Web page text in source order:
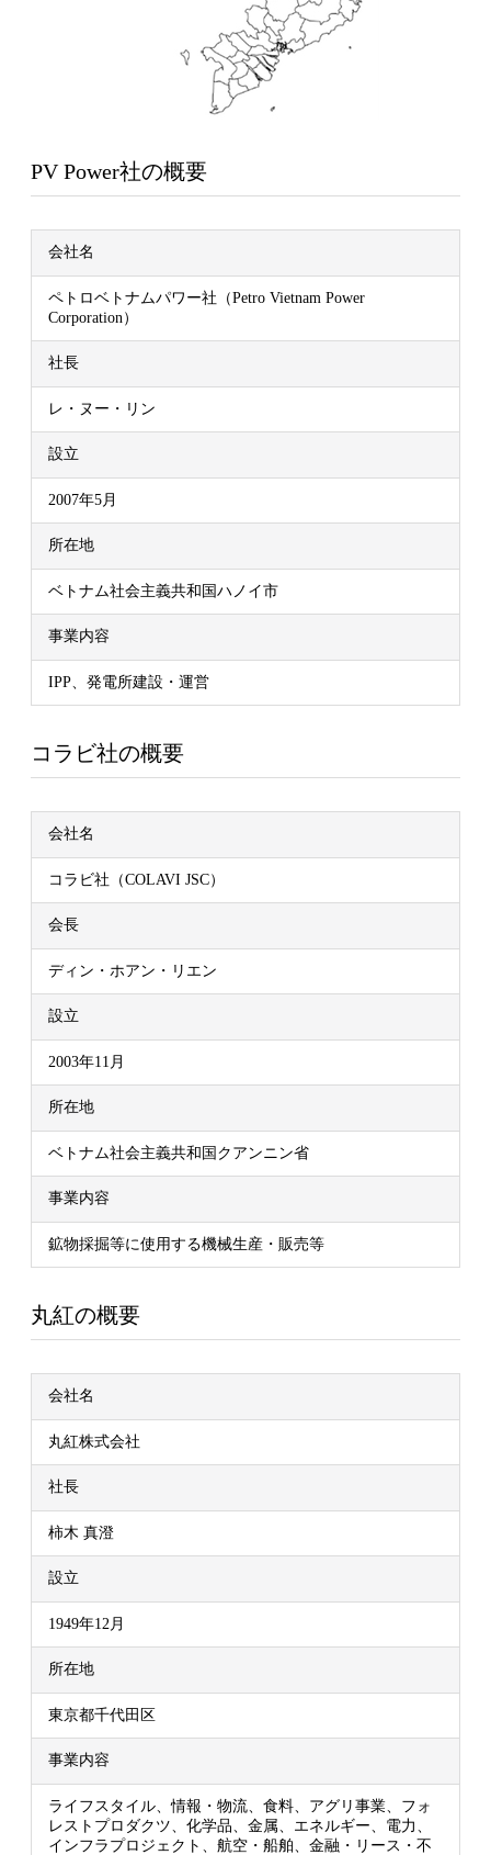
PV Power社の概要
会社名
ペトロベトナムパワー社（Petro Vietnam Power
Corporation）
社長
レ・ヌー・リン
設立
2007年5月
所在地
ベトナム社会主義共和国ハノイ市
事業内容
IPP、発電所建設・運営
コラビ社の概要
会社名
コラビ社（COLAVI JSC）
会長
ディン・ホアン・リエン
設立
2003年11月
所在地
ベトナム社会主義共和国クアンニン省
事業内容
鉱物採掘等に使用する機械生産・販売等
丸紅の概要
会社名
丸紅株式会社
社長
柿木 真澄
設立
1949年12月
所在地
東京都千代田区
事業内容
ライフスタイル、情報・物流、食料、アグリ事業、フォ
レストプロダクツ、化学品、金属、エネルギー、電力、
インフラプロジェクト、航空・船舶、金融・リース・不